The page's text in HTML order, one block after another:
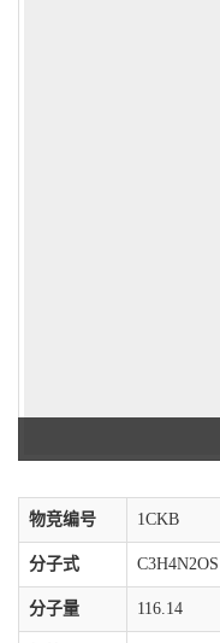
物竞编号 1CKB
分子式 C3H4N2OS
分子量 116.14